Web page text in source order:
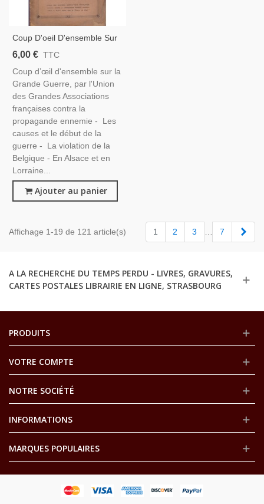
Coup D'oeil D'ensemble Sur
La Grande Guerre,
Propagande Ennemie, 1919 -
Guerre 1914 1918
6,00 € TTC
Coup d’œil d'ensemble sur la
Grande Guerre, par l'Union
des Grandes Associations
françaises contra la
propagande ennemie - Les
causes et le début de la
guerre - La violation de la
Belgique - En Alsace et en
Lorraine...
Ajouter au panier
Affichage 1-19 de 121 article(s) 1 2 3 … 7
A LA RECHERCHE DU TEMPS PERDU - LIVRES, GRAVURES,
CARTES POSTALES LIBRAIRIE EN LIGNE, STRASBOURG
PRODUITS
VOTRE COMPTE
NOTRE SOCIÉTÉ
INFORMATIONS
MARQUES POPULAIRES